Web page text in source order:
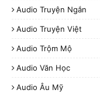
Audio Truyện Ngắn
Audio Truyện Việt
Audio Trộm Mộ
Audio Văn Học
Audio Âu Mỹ